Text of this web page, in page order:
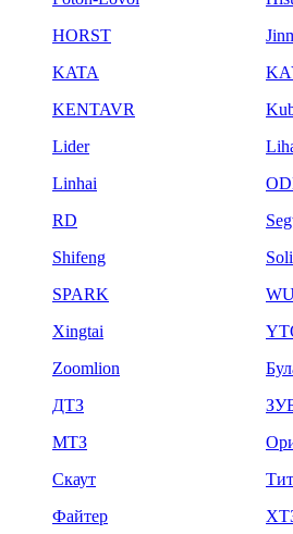
HORST
KATA
KENTAVR
Lider
Linhai
RD
Shifeng
SPARK
Xingtai
Zoomlion
ДТЗ
МТЗ
Скаут
Файтер